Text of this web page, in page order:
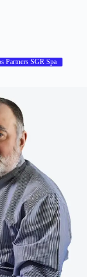
Partners SGR Spa